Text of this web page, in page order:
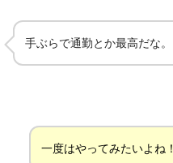
手ぶらで通勤とか最高だな。
一度はやってみたいよね！